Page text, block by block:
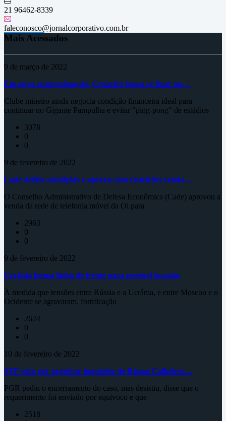
21 96462-8339
faleconosco@jornalcorporativo.com.br
Mais Acessados
9 de março de 2022
Em nova reaproximação, Cruzeiro busca se fixar no…
Clube mineiro ainda negocia condição financeira ideal para
continuar no Gigante Pampulha e evitar "ping-pong" de estádios
3078
0
0
9 de fevereiro de 2022
Cade define condições e aprova com restrições venda…
O Conselho Administrativo de Defesa Econômica (Cade) aprovou a
venda da rede de telefonia móvel da Oi para
2963
0
0
9 de fevereiro de 2022
Ucrânia forma linha de frente para possível invasão
À medida que tensões entre Rússia e a Ucrânia, e entre Moscou e o
Ocidente se agravaram, fortificação
2624
0
0
10 de fevereiro de 2022
STF vota por arquivar inquérito de Renan Calheiros…
PGR pediu o encerramento do caso, mas desistiu, disse que o
requerimento foi enviado por equívoco e que
2518